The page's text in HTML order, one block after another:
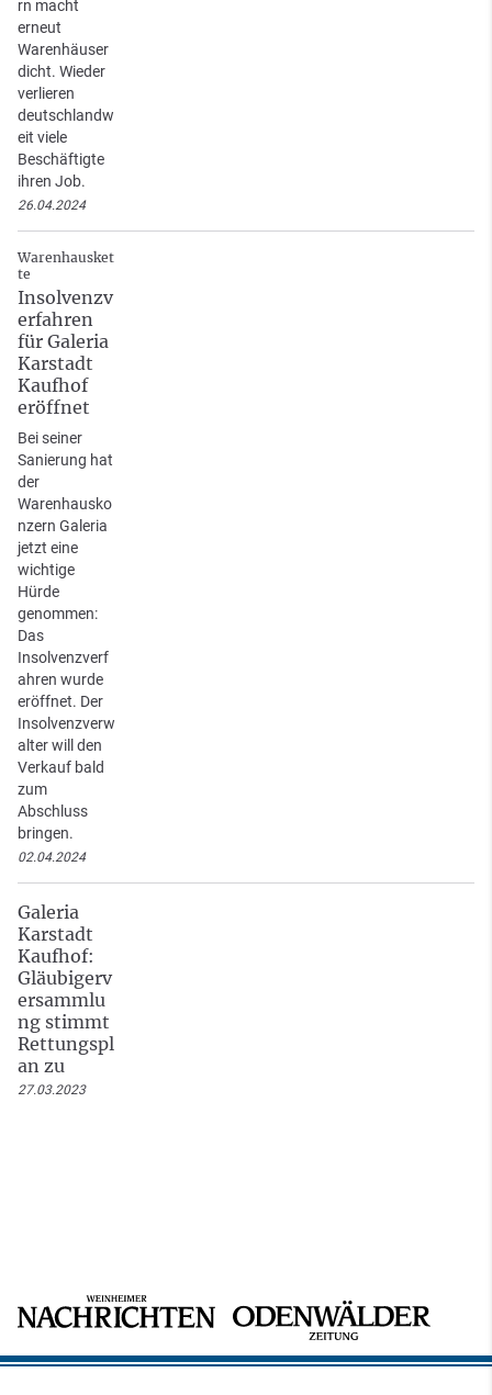
rn macht
erneut
Warenhäuser
dicht. Wieder
verlieren
deutschlandw
eit viele
Beschäftigte
ihren Job.
26.04.2024
Warenhausket
te
Insolvenzv
erfahren
für Galeria
Karstadt
Kaufhof
eröffnet
Bei seiner
Sanierung hat
der
Warenhausko
nzern Galeria
jetzt eine
wichtige
Hürde
genommen:
Das
Insolvenzverf
ahren wurde
eröffnet. Der
Insolvenzverw
alter will den
Verkauf bald
zum
Abschluss
bringen.
02.04.2024
Galeria
Karstadt
Kaufhof:
Gläubigerv
ersammlu
ng stimmt
Rettungspl
an zu
27.03.2023